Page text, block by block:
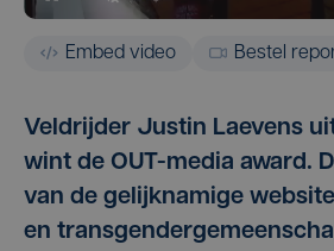
Embed video Bestel
Veldrijder Justin Laevens
wint de OUT-media award.
van de gelijknamige
en